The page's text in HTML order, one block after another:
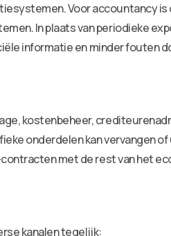
Voor accountancy is
In plaats van periodieke
informatie en minder fouten
kostenbeheer,
onderdelen kan vervangen
met de rest van het
kanalen tegelijk: